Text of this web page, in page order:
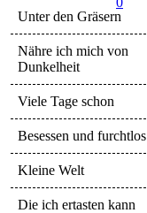
Unter den Gräsern
Nähre ich mich von
Dunkelheit
Viele Tage schon
Besessen und furchtlos
Kleine Welt
Die ich ertasten kann